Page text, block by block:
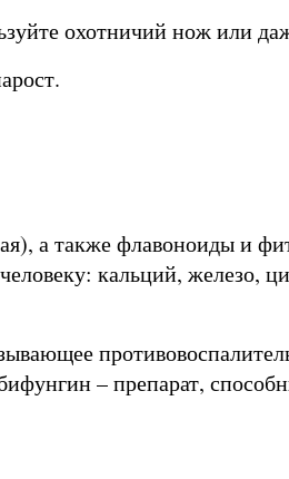
охотничий нож или
а также флавоноиды и
кальций, железо,
– препарат,